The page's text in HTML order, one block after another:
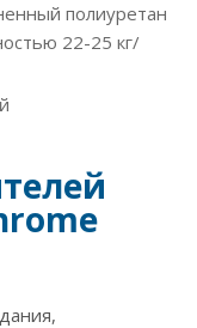
полиуретан
22-25 кг/